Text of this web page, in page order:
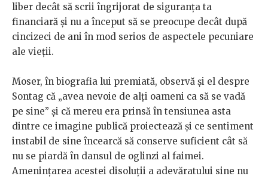
liber decât să scrii îngrijorat de siguranța ta
financiară și nu a început să se preocupe decât după
cincizeci de ani în mod serios de aspectele pecuniare
ale vieții.
Moser, în biografia lui premiată, observă și el despre
Sontag că „avea nevoie de alți oameni ca să se vadă
pe sine” și că mereu era prinsă în tensiunea asta
dintre ce imagine publică proiectează și ce sentiment
instabil de sine încearcă să conserve suficient cât să
nu se piardă în dansul de oglinzi al faimei.
Amenințarea acestei disoluții a adevăratului sine nu